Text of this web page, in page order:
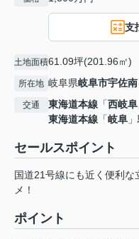
支
土地面積61.09坪(201.96㎡)
所在地 岐阜県岐阜市宇佐南
交通 東海道本線 「西岐阜
東海道本線 「岐阜
セールスポイント
国道21号線にも近く便利
メ！
ポイント